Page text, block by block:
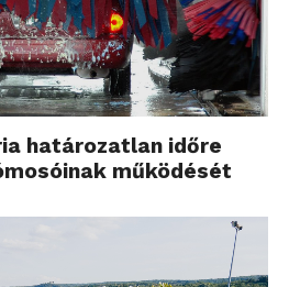
határozatlan időre
működését